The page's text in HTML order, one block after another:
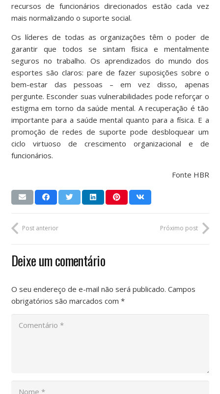
recursos de funcionários direcionados estão cada vez
mais normalizando o suporte social.
Os líderes de todas as organizações têm o poder de
garantir que todos se sintam física e mentalmente
seguros no trabalho. Os aprendizados do mundo dos
esportes são claros: pare de fazer suposições sobre o
bem-estar das pessoas – em vez disso, apenas
pergunte. Esconder suas vulnerabilidades pode reforçar o
estigma em torno da saúde mental. A recuperação é tão
importante para a saúde mental quanto para a física. E a
promoção de redes de suporte pode desbloquear um
ciclo virtuoso de crescimento organizacional e de
funcionários.
Fonte HBR
Post anterior Próximo post
Deixe um comentário
O seu endereço de e-mail não será publicado. Campos
obrigatórios são marcados com *